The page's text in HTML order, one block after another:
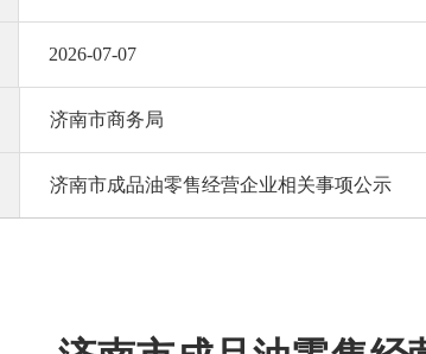
2026-07-07
济南市商务局
济南市成品油零售经营企业相关事项公示